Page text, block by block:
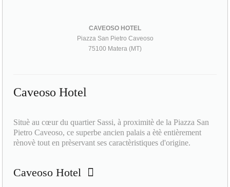
CAVEOSO HOTEL
Piazza San Pietro Caveoso
75100 Matera (MT)
Caveoso Hotel
Situè au cœur du quartier Sassi, à proximitè de la Piazza San
Pietro Caveoso, ce superbe ancien palais a ètè entièrement
rènovè tout en prèservant ses caractèristiques d'origine.
Caveoso Hotel